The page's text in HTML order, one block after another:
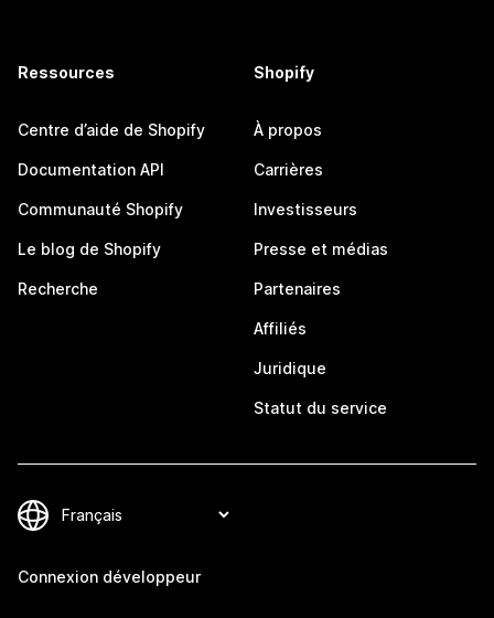
Ressources
Centre d’aide de Shopify
Documentation API
Communauté Shopify
Le blog de Shopify
Recherche
Shopify
À propos
Carrières
Investisseurs
Presse et médias
Partenaires
Affiliés
Juridique
Statut du service
Connexion développeur